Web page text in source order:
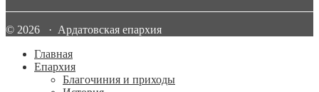
© 2026 · Ардатовская епархия
Главная
Епархия
Благочиния и приходы